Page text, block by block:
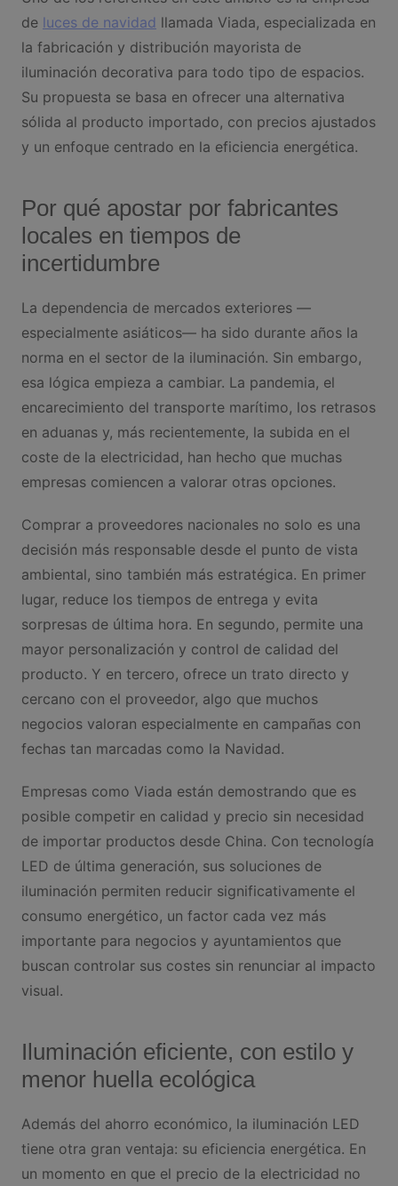
de luces de navidad llamada Viada, especializada en
la fabricación y distribución mayorista de
iluminación decorativa para todo tipo de espacios.
Su propuesta se basa en ofrecer una alternativa
sólida al producto importado, con precios ajustados
y un enfoque centrado en la eficiencia energética.
Por qué apostar por fabricantes
locales en tiempos de
incertidumbre
La dependencia de mercados exteriores —
especialmente asiáticos— ha sido durante años la
norma en el sector de la iluminación. Sin embargo,
esa lógica empieza a cambiar. La pandemia, el
encarecimiento del transporte marítimo, los retrasos
en aduanas y, más recientemente, la subida en el
coste de la electricidad, han hecho que muchas
empresas comiencen a valorar otras opciones.
Comprar a proveedores nacionales no solo es una
decisión más responsable desde el punto de vista
ambiental, sino también más estratégica. En primer
lugar, reduce los tiempos de entrega y evita
sorpresas de última hora. En segundo, permite una
mayor personalización y control de calidad del
producto. Y en tercero, ofrece un trato directo y
cercano con el proveedor, algo que muchos
negocios valoran especialmente en campañas con
fechas tan marcadas como la Navidad.
Empresas como Viada están demostrando que es
posible competir en calidad y precio sin necesidad
de importar productos desde China. Con tecnología
LED de última generación, sus soluciones de
iluminación permiten reducir significativamente el
consumo energético, un factor cada vez más
importante para negocios y ayuntamientos que
buscan controlar sus costes sin renunciar al impacto
visual.
Iluminación eficiente, con estilo y
menor huella ecológica
Además del ahorro económico, la iluminación LED
tiene otra gran ventaja: su eficiencia energética. En
un momento en que el precio de la electricidad no